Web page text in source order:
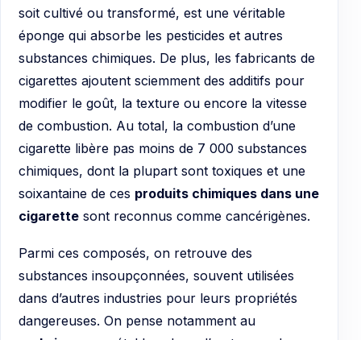
soit cultivé ou transformé, est une véritable
éponge qui absorbe les pesticides et autres
substances chimiques. De plus, les fabricants de
cigarettes ajoutent sciemment des additifs pour
modifier le goût, la texture ou encore la vitesse
de combustion. Au total, la combustion d’une
cigarette libère pas moins de 7 000 substances
chimiques, dont la plupart sont toxiques et une
soixantaine de ces produits chimiques dans une
cigarette sont reconnus comme cancérigènes.
Parmi ces composés, on retrouve des
substances insoupçonnées, souvent utilisées
dans d’autres industries pour leurs propriétés
dangereuses. On pense notamment au